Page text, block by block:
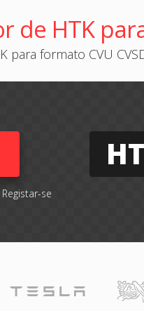
de HTK
para formato CVU
Registar-se